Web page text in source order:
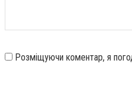
Розміщуючи коментар, я